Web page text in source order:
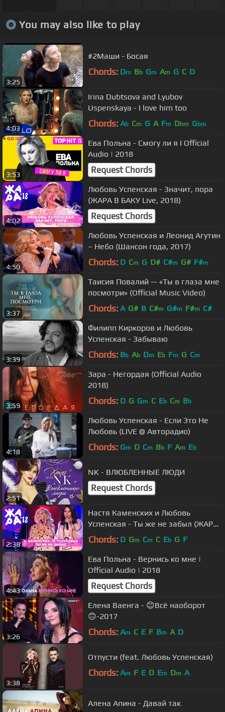
You may also like to play
3:25
#2Маши - Босая
Chords: Dm Bb Gm Am G C D
4:03
Irina Dubtsova and Lyubov
Uspenskaya - I love him too
Chords: Ab Cm G A Fm Dbm Gbm
3:53
Ева Польна - Смогу ли я I Official
Audio | 2018
Request Chords
4:02
Любовь Успенская - Значит, пора
(ЖАРА В БАКУ Live, 2018)
Request Chords
4:50
Любовь Успенская и Леонид Агутин
– Небо (Шансон года, 2017)
Chords: D Cm G D# C#m G# F#m
3:37
Таисия Повалий — «Ты в глаза мне
посмотри» (Official Music Video)
Chords: A G# B C#m G#m F#m C#
3:39
Филипп Киркоров и Любовь
Успенская - Забываю
Chords: Bb Ab Dm Eb Fm G Cm
3:59
Зара - Негордая (Official Audio
2018)
Chords: D G Gm C Eb Cm Bb
4:18
Любовь Успенская - Если Это Не
Любовь (LIVE @ Авторадио)
Chords: Gm D Cm Bb F Am Eb
2:51
NK - ВЛЮБЛЕННЫЕ ЛЮДИ
Request Chords
2:38
Настя Каменских и Любовь
Успенская - Ты же не забыл (ЖАРА
В БАКУ Live, 2018)
Chords: D Gm Cm C Eb G F
4:43
Ева Польна - Вернись ко мне |
Official Audio | 2018
Request Chords
3:26
Елена Ваенга - 😊Всё наоборот
🙃-2017
Chords: Am C E F Bm A D
3:38
Отпусти (feat. Любовь Успенская)
Chords: Am F E D Em Dm A
Алена Апина - Давай так